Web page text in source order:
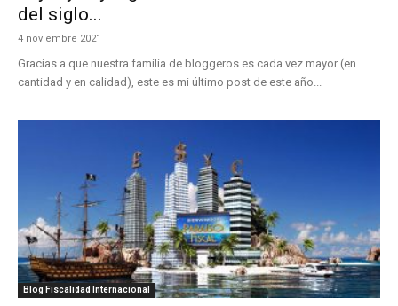
del siglo...
4 noviembre 2021
Gracias a que nuestra familia de bloggeros es cada vez mayor (en
cantidad y en calidad), este es mi último post de este año...
Blog Fiscalidad Internacional